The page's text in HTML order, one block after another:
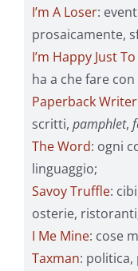
I’m A Loser:
prosaicamente,
I’m Happy Just
ha a che fare
Paperback Writer
scritti, pamphlet,
The Word: ogni
linguaggio;
Savoy Truffle:
osterie,
I Me Mine: cose
Taxman: